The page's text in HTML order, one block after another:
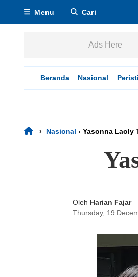
Menu Cari
Ads Here
Beranda Nasional
› Nasional › Yasonna Laoly
Oleh Harian Fajar
Thursday, 19